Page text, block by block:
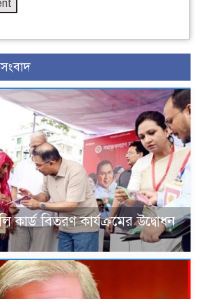
কার্ড বিতরণ কার্যক্রমের উদ্বোধন